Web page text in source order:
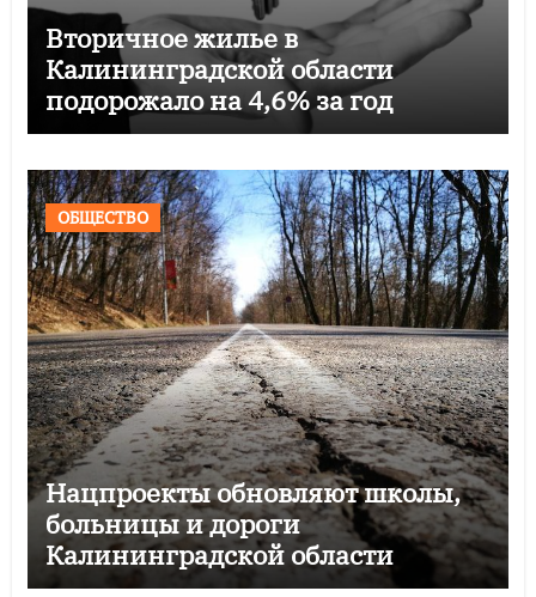
Вторичное жилье в
Калининградской области
подорожало на 4,6% за год
ОБЩЕСТВО
Нацпроекты обновляют школы,
больницы и дороги
Калининградской области